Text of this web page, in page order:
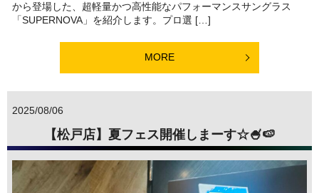
から登場した、超軽量かつ高性能なパフォーマンスサングラス
「SUPERNOVA」を紹介します。プロ選 […]
MORE
2025/08/06
【松戸店】夏フェス開催しまーす☆🍧🍉